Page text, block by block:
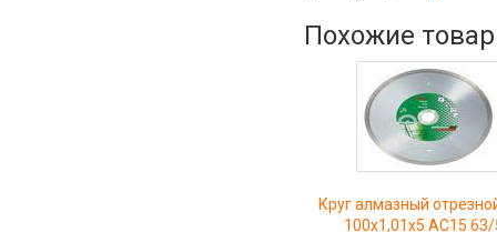
Похожие
Круг алмазный
100х1,01х5 АС15